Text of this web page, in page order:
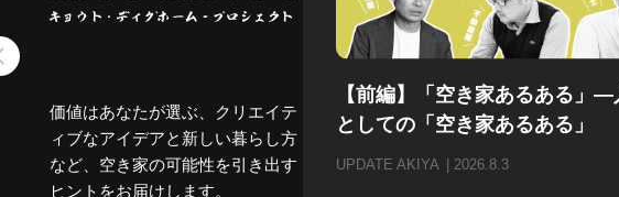
価値はあなたが選ぶ、クリエイテ
ィブなアイデアと新しい暮らし方
など、空き家の可能性を引き出す
ヒントをお届けします。
【前編】「空き家あるある」—
としての「空き家あるある」
UPDATE AKIYA 2026.8.3